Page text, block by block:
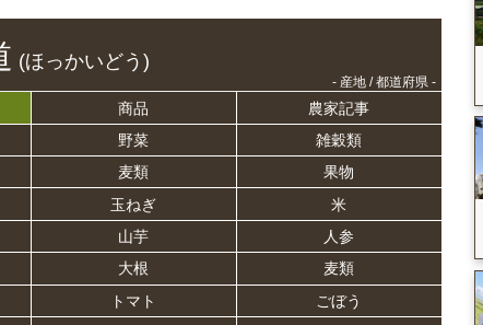
(ほっかいどう)
- 産地 / 都道府県 -
商品
農家記事
野菜
雑穀類
麦類
果物
玉ねぎ
米
山芋
人参
大根
麦類
トマト
ごぼう